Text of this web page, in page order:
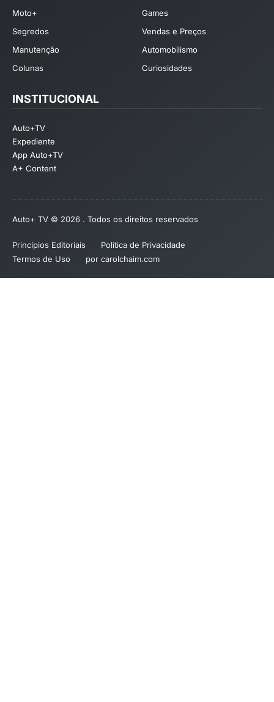
Moto+
Games
Segredos
Vendas e Preços
Manutenção
Automobilismo
Colunas
Curiosidades
INSTITUCIONAL
Auto+TV
Expediente
App Auto+TV
A+ Content
Auto+ TV © 2026 . Todos os direitos reservados
Princípios Editoriais
Política de Privacidade
Termos de Uso
por carolchaim.com